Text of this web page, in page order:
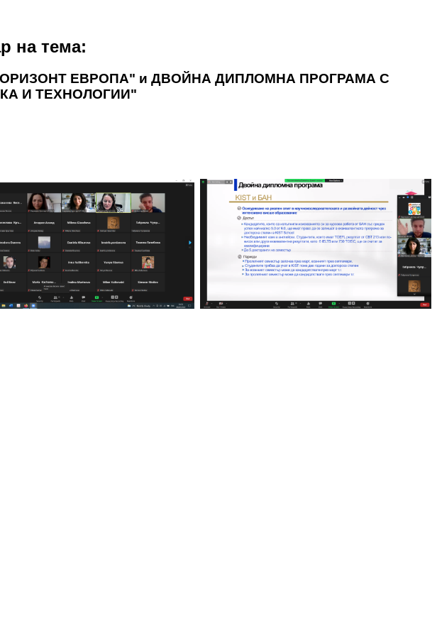
на тема:
ЕВРОПА" и ДВОЙНА ДИПЛОМНА ПРОГРАМА С
И ТЕХНОЛОГИИ"